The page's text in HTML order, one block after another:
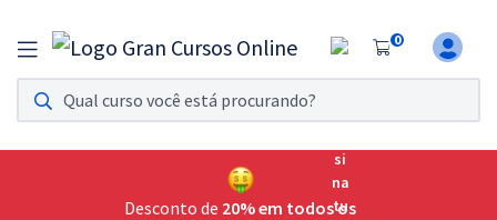
0
Assinatura Ilimitada 11
Acesso a todos os cursos. Teste grátis por 7 dias!
Assinatura OAB Até Passar
Acesso ilimitado a toda preparação para o Exame da
Desconto de 20% em todos os